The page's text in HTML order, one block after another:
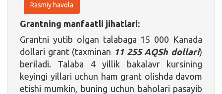
Rasmiy havola
Grantning manfaatli jihatlari:
Grantni yutib olgan talabaga 15 000 Kanada
dollari grant (taxminan 11 255 AQSh dollari)
beriladi. Talaba 4 yillik bakalavr kursining
keyingi yillari uchun ham grant olishda davom
etishi mumkin, buning uchun baholari pasayib